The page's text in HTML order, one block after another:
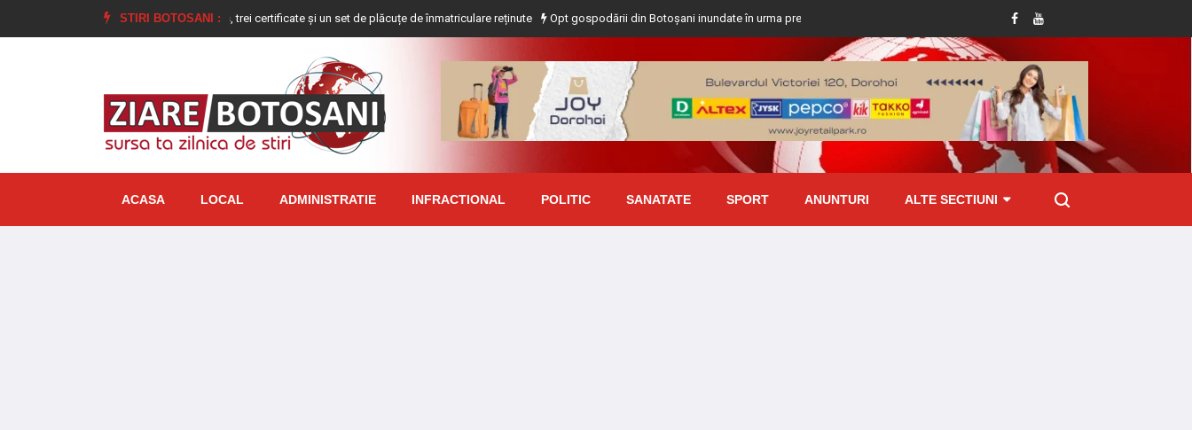
STIRI BOTOSANI :
polițiștilor la Dorohoi: un permis, trei certificate și un set de plăcuțe de înmatriculare reținute Opt gospodării din Botoșani inundate în urma precipitațiilor abundente din ultimele ore Tânăr reținut de polițiști după ce i-a furat
ACASA LOCAL ADMINISTRATIE INFRACTIONAL POLITIC SANATATE SPORT ANUNTURI ALTE SECTIUNI